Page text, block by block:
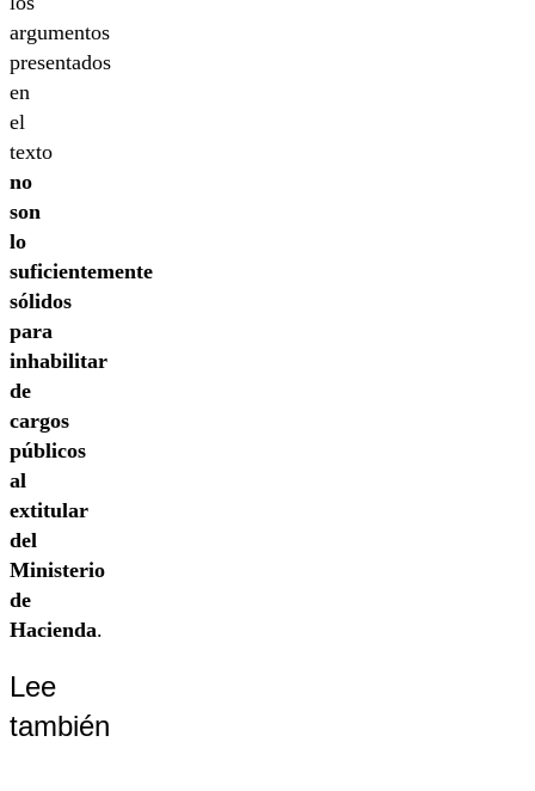
argumentos
presentados
en
el
texto
no
son
lo
suficientemente
sólidos
para
inhabilitar
de
cargos
públicos
al
extitular
del
Ministerio
de
Hacienda.
Lee
también